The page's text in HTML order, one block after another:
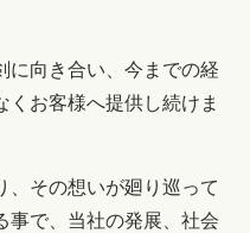
に向き合い、今までの経
くお客様へ提供し続けま
、その想いが廻り巡って
事で、当社の発展、社会